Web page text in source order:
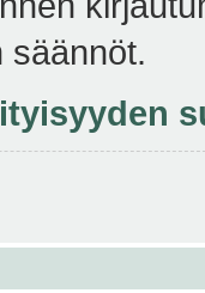
säännöt.